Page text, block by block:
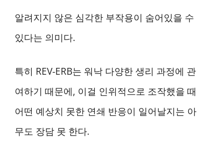
알려지지 않은 심각한 부작용이 숨어있을 수
있다는 의미다.
특히 REV-ERB는 워낙 다양한 생리 과정에 관
여하기 때문에, 이걸 인위적으로 조작했을 때
어떤 예상치 못한 연쇄 반응이 일어날지는 아
무도 장담 못 한다.